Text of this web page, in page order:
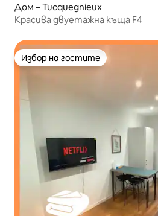
Дом – Tucquegnieux
Красива двуетажна къща F4
Избор на гостите
Избор на гостите